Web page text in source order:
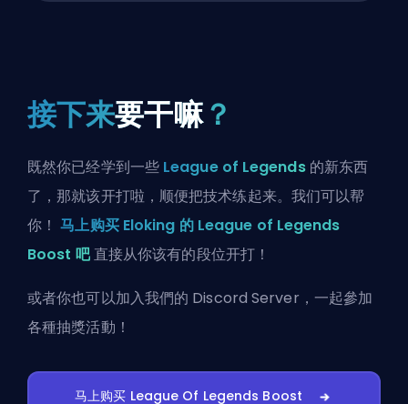
接下来要干嘛？
既然你已经学到一些 League of Legends的新东西
了，那就该开打啦，顺便把技术练起来。我们可以帮
你！马上购买 Eloking 的 League of Legends
Boost 吧直接从你该有的段位开打！
或者你也可以加入我們的 Discord Server ，一起參加
各種抽獎活動！
马上购买 League Of Legends Boost